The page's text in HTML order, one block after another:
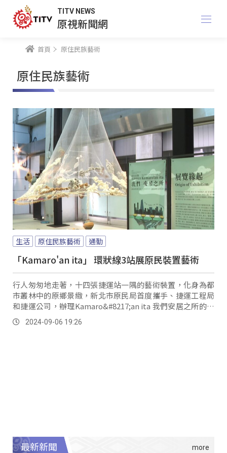
TITV NEWS
原視新聞網
首頁 原住民族藝術
原住民族藝術
生活 原住民族藝術 通勤
「Kamaro'an ita」 環狀線3站展原民裝置藝術
行人匆匆地走著，十四張捷運站一隅的藝術裝置，化身為都
市叢林中的原鄉景緻，新北市原民局首度攜手、捷運工程局
和捷運公司，辦理Kamaro&#8217;an ita 我們安居之所的原
住民族裝置藝術，傳達出原民遷移都會後，對家鄉思念的心
路歷程。
2024-09-06 19:26
最新新聞